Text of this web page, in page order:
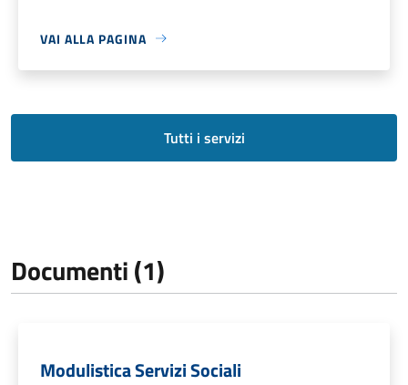
VAI ALLA PAGINA
Tutti i servizi
Documenti (1)
Modulistica Servizi Sociali